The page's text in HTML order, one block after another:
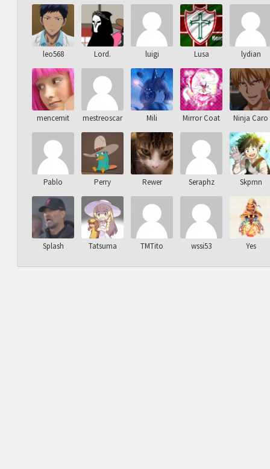
leo568 Lord. luigi Lusa lydian
mencemit mestreoscar Mili Mirror Coat Ninja Caro
Pablo Perry Rewer Seraphz Skpmn
Splash Tatsuma TMTito wssi53 Yes